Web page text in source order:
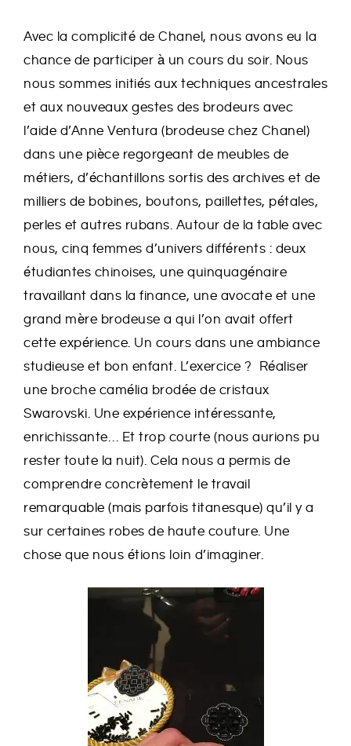
Avec la complicité de Chanel, nous avons eu la
chance de participer à un cours du soir. Nous
nous sommes initiés aux techniques ancestrales
et aux nouveaux gestes des brodeurs avec
l’aide d’Anne Ventura (brodeuse chez Chanel)
dans une pièce regorgeant de meubles de
métiers, d’échantillons sortis des archives et de
milliers de bobines, boutons, paillettes, pétales,
perles et autres rubans. Autour de la table avec
nous, cinq femmes d’univers différents : deux
étudiantes chinoises, une quinquagénaire
travaillant dans la finance, une avocate et une
grand mère brodeuse a qui l’on avait offert
cette expérience. Un cours dans une ambiance
studieuse et bon enfant. L’exercice ? Réaliser
une broche camélia brodée de cristaux
Swarovski. Une expérience intéressante,
enrichissante… Et trop courte (nous aurions pu
rester toute la nuit). Cela nous a permis de
comprendre concrètement le travail
remarquable (mais parfois titanesque) qu’il y a
sur certaines robes de haute couture. Une
chose que nous étions loin d’imaginer.